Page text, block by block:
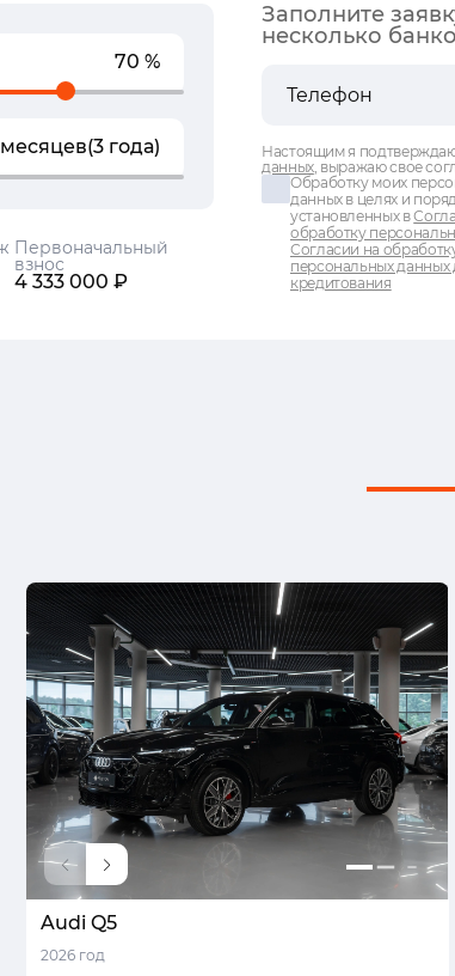
70 %
(3 года)
Первоначальный
взнос
4 333 000 ₽
Заполните
несколько
Настоящим я
данных, выражаю свое
Обработку моих
данных в целях и
установленных в
обработку
Согласии на
персональных данных
кредитования
Audi Q5
2026 год